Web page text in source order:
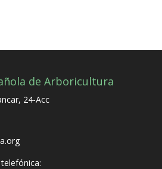
de Arboricultura
24-Acc